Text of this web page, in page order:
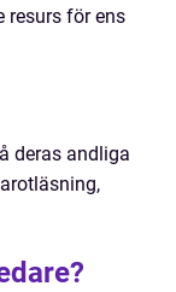
resurs för ens
deras andliga